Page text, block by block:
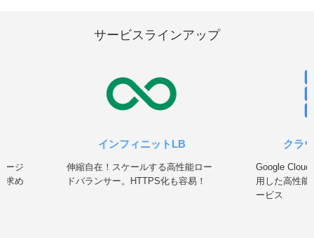
サービスラインアップ
ージ
求め
インフィニットLB
伸縮自在！スケールする高性能ロー
ドバランサー。HTTPS化も容易！
クラ
Google
用した高性能
ービス